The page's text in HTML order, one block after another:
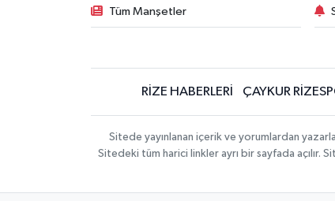
Tüm Manşetler
RİZE HABERLERİ ÇAYKUR
Sitede yayınlanan içerik ve yorumlardan
Sitedeki tüm harici linkler ayrı bir sayfada açılır.